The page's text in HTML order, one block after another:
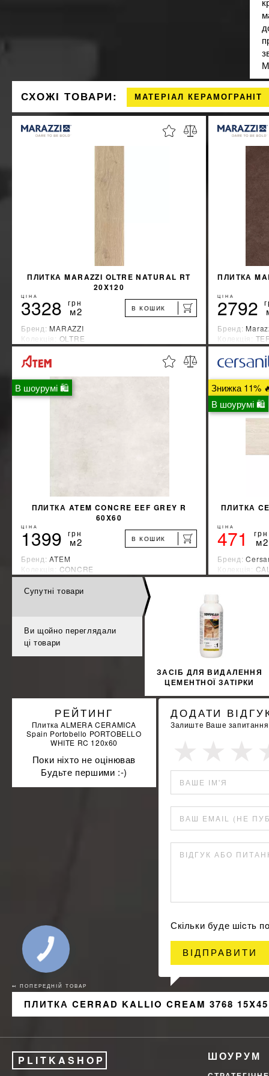
СХОЖІ ТОВАРИ: МАТЕРІАЛ КЕРАМОГРАНІТ
ПЛИТКА MARAZZI OLTRE NATURAL RT
20X120
ЦІНА
3328 грн
м2 В КОШИК
Бренд: MARAZZI
Колекція: OLTRE
Країна-виробник:Италия
%
ПЛИТКА
ЦІНА
2792
Бренд:
Колекція:
Країна-
В шоурумі 🛍
ПЛИТКА ATEM CONCRE EEF GREY R
60X60
ЦІНА
1399 грн
м2 В КОШИК
Бренд:ATEM
Колекція: CONCRE
Країна-виробник:Украина
ДІЗНАЙТИСЯ ЗНИЖКУ
КУПИТИ
Знижка 11%
В шоурумі 🛍
ПЛИТКА
ЦІНА
471 грн
м2
Бренд:
Колекція:
Країна-
Супутні товари
Ви щойно переглядали
ці товари
ЗАСІБ ДЛЯ ВИДАЛЕННЯ
ЦЕМЕНТНОЇ ЗАТІРКИ
РЕЙТИНГ
Плитка ALMERA CERAMICA
Spain Portobello PORTOBELLO
WHITE RC 120x60
Поки ніхто не оцінював
Будьте першими :-)
ДОДАТИ
Залиште Ваше запитання
ВАШЕ ІМ'Я
ВАШ EMAIL (НЕ
ВІДГУК АБО
Скільки буде шicть
ВІДПРАВИТИ
↢ ПОПЕРЕДНІЙ ТОВАР
ПЛИТКА CERRAD KALLIO CREAM 3768 15X45
PLITKASHOP ШОУРУМ